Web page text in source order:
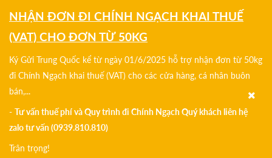
NHẬN ĐƠN ĐI CHÍNH NGẠCH KHAI THUẾ
(VAT) CHO ĐƠN TỪ 50KG
Ký Gửi Trung Quốc kể từ ngày 01/6/2025 hỗ trợ nhận đơn từ 50kg
đi Chính Ngạch khai thuế (VAT) cho các cửa hàng, cá nhân buôn
bán,...
- Tư vấn thuế phí và Quy trình đi Chính Ngạch Quý khách liên hệ
zalo tư vấn (0939.810.810)
Trân trọng!